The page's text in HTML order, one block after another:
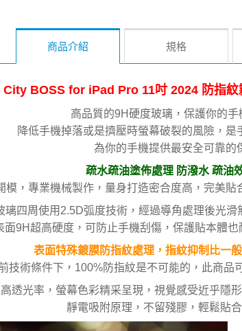
商品介紹 規格
City BOSS for iPad Pro 11吋 2024 防指紋
高品質的9H硬度玻璃，保護你的手
降低手機掉落或是擠壓時螢幕破裂的風險，是
為你的手機提供最安全可靠的
疏水疏油塗佈處理 防潑水 疏油
模，專業機械製作，量身打造密合度高，完美貼
璃四周使用2.5D弧度技術，經過導角處理後光
面9H超高硬度，可防止手機刮傷，保護貼本體
表面特殊鍍膜防指紋處理，指紋抑制比一
技術條件下，100%防指紋是不可能的，此商品
透光率，螢幕色彩精采呈現，視覺感受近乎隱
靜電吸附原理，不留殘膠，輕鬆貼